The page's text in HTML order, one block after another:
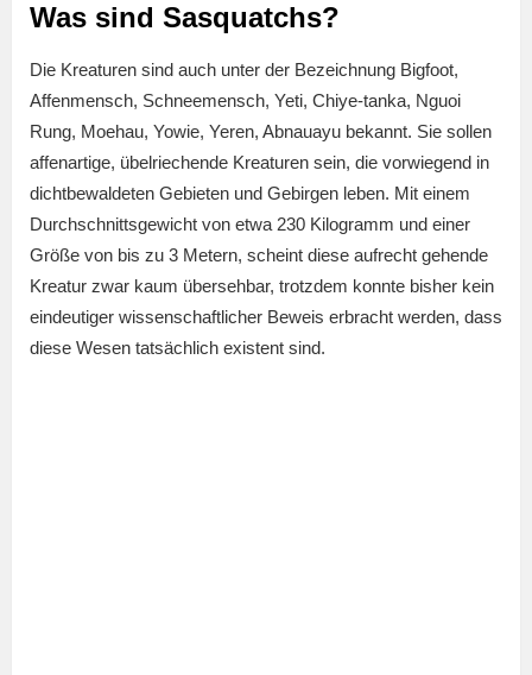
Was sind Sasquatchs?
Die Kreaturen sind auch unter der Bezeichnung Bigfoot,
Affenmensch, Schneemensch, Yeti, Chiye-tanka, Nguoi
Rung, Moehau, Yowie, Yeren, Abnauayu bekannt. Sie sollen
affenartige, übelriechende Kreaturen sein, die vorwiegend in
dichtbewaldeten Gebieten und Gebirgen leben. Mit einem
Durchschnittsgewicht von etwa 230 Kilogramm und einer
Größe von bis zu 3 Metern, scheint diese aufrecht gehende
Kreatur zwar kaum übersehbar, trotzdem konnte bisher kein
eindeutiger wissenschaftlicher Beweis erbracht werden, dass
diese Wesen tatsächlich existent sind.